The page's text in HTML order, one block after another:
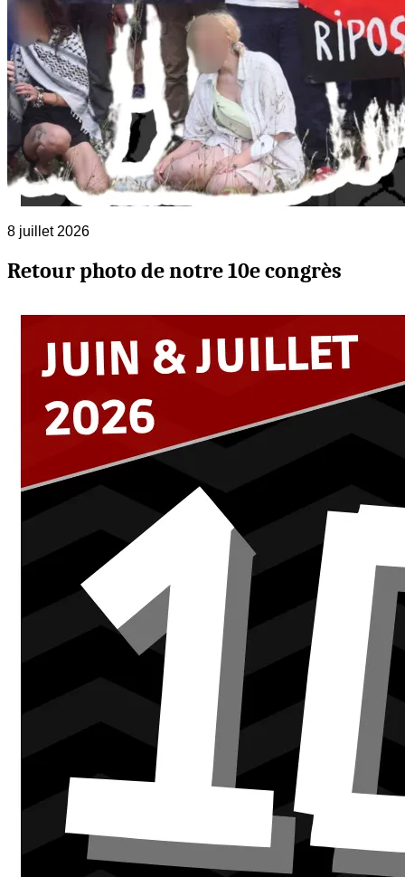
8 juillet 2026
Retour photo de notre 10e congrès